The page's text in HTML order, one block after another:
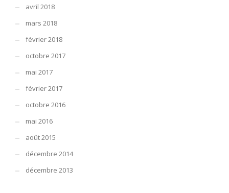
avril 2018
mars 2018
février 2018
octobre 2017
mai 2017
février 2017
octobre 2016
mai 2016
août 2015
décembre 2014
décembre 2013